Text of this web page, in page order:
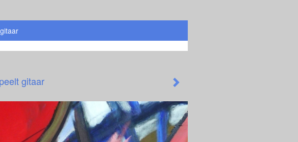
gitaar